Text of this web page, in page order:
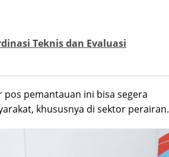
Teknis dan Evaluasi
pemantauan ini bisa segera
khususnya di sektor perairan.